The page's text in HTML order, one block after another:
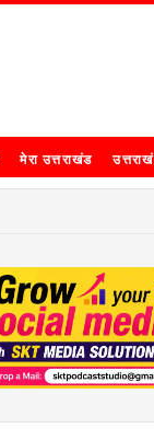
मेरा उत्तराखंड